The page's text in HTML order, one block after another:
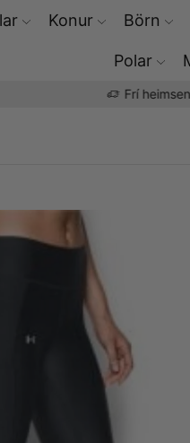
Konur Börn
Polar
Þú færð